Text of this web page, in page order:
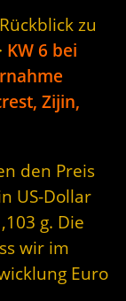
zu
KW 6 bei
Zijin,
den Preis
US-Dollar
g. Die
wir im
Euro